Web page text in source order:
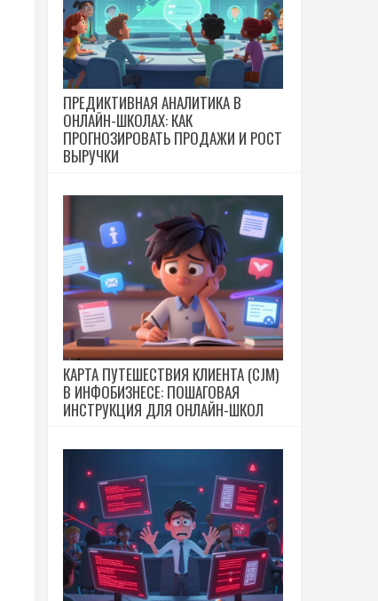
ПРЕДИКТИВНАЯ АНАЛИТИКА В
ОНЛАЙН-ШКОЛАХ: КАК
ПРОГНОЗИРОВАТЬ ПРОДАЖИ И РОСТ
ВЫРУЧКИ
КАРТА ПУТЕШЕСТВИЯ КЛИЕНТА (CJM)
В ИНФОБИЗНЕСЕ: ПОШАГОВАЯ
ИНСТРУКЦИЯ ДЛЯ ОНЛАЙН-ШКОЛ